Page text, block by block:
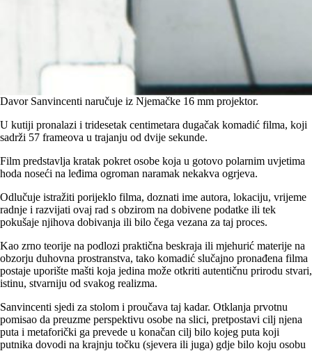
Davor Sanvincenti naručuje iz Njemačke 16 mm projektor.
U kutiji pronalazi i tridesetak centimetara dugačak komadić filma, koji
sadrži 57 frameova u trajanju od dvije sekunde.
Film predstavlja kratak pokret osobe koja u gotovo polarnim uvjetima
hoda noseći na leđima ogroman naramak nekakva ogrjeva.
Odlučuje istražiti porijeklo filma, doznati ime autora, lokaciju, vrijeme
radnje i razvijati ovaj rad s obzirom na dobivene podatke ili tek
pokušaje njihova dobivanja ili bilo čega vezana za taj proces.
Kao zrno teorije na podlozi praktična beskraja ili mjehurić materije na
obzorju duhovna prostranstva, tako komadić slučajno pronađena filma
postaje uporište mašti koja jedina može otkriti autentičnu prirodu stvari,
istinu, stvarniju od svakog realizma.
Sanvincenti sjedi za stolom i proučava taj kadar. Otklanja prvotnu
pomisao da preuzme perspektivu osobe na slici, pretpostavi cilj njena
puta i metaforički ga prevede u konačan cilj bilo kojeg puta koji
putnika dovodi na krajnju točku (sjevera ili juga) gdje bilo koju osobu